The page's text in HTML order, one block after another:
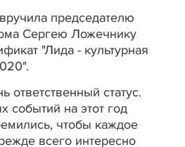
председателю
Сергею Ложечнику
"Лида - культурная
ответственный статус.
событий на этот год
чтобы каждое
всего интересно